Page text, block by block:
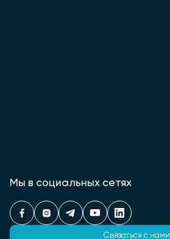
Мы в социальных сетях
Связаться с нами